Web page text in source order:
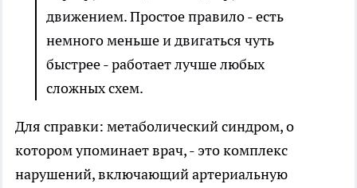
движением. Простое правило - есть
немного меньше и двигаться чуть
быстрее - работает лучше любых
сложных схем.
Для справки: метаболический синдром, о
котором упоминает врач, - это комплекс
нарушений, включающий артериальную